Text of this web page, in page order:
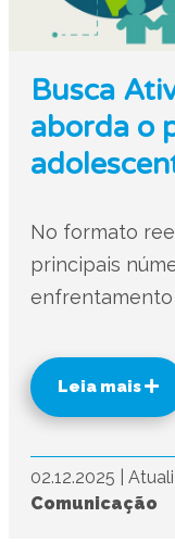
Busca
aborda o
No formato
principais
enfrentamento
Leia mais
02.12.2025
Comunicação